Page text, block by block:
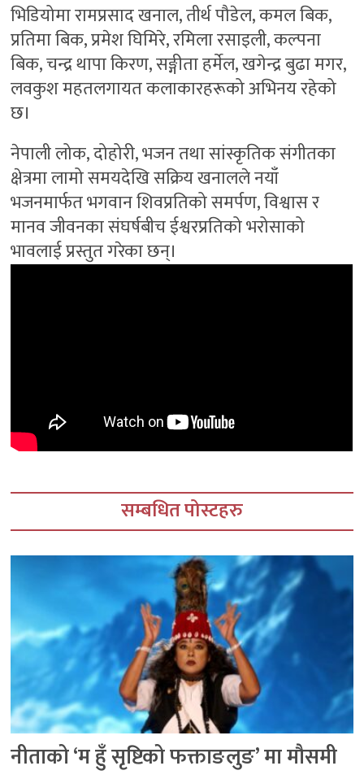
भिडियोमा रामप्रसाद खनाल, तीर्थ पौडेल, कमल बिक,
प्रतिमा बिक, प्रमेश घिमिरे, रमिला रसाइली, कल्पना
बिक, चन्द्र थापा किरण, सङ्गीता हर्मेल, खगेन्द्र बुढा मगर,
लवकुश महतलगायत कलाकारहरूको अभिनय रहेको
छ।
नेपाली लोक, दोहोरी, भजन तथा सांस्कृतिक संगीतका
क्षेत्रमा लामो समयदेखि सक्रिय खनालले नयाँ
भजनमार्फत भगवान शिवप्रतिको समर्पण, विश्वास र
मानव जीवनका संघर्षबीच ईश्वरप्रतिको भरोसाको
भावलाई प्रस्तुत गरेका छन्।
सम्बधित पोस्टहरु
नीताको ‘म हुँ सृष्टिको फक्ताङलुङ’ मा मौसमी